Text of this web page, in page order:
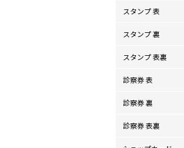
スタンプ 表
スタンプ 裏
スタンプ 表裏
診察券 表
診察券 裏
診察券 表裏